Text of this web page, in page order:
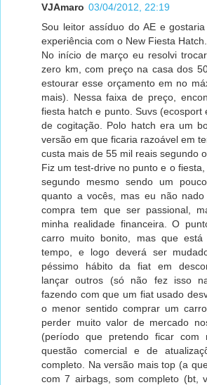
VJAmaro 03/04/2012, 22:19
Sou leitor assíduo do AE e
experiência com o New Fiesta Hatch.
No início de março eu resolvi
zero km, com preço na casa dos
estourar esse orçamento em no
mais). Nessa faixa de preço,
fiesta hatch e punto. Suvs (ecosport
de cogitação. Polo hatch era um
versão em que ficaria razoável em
custa mais de 55 mil reais segundo
Fiz um test-drive no punto e o
segundo mesmo sendo um
quanto a vocês, mas eu não
compra tem que ser passional,
minha realidade financeira. O
carro muito bonito, mas que
tempo, e logo deverá ser
péssimo hábito da fiat em
lançar outros (só não fez isso
fazendo com que um fiat usado
o menor sentido comprar um
perder muito valor de mercado
(período que pretendo ficar com
questão comercial e de
completo. Na versão mais top (a
com 7 airbags, som completo (bt,